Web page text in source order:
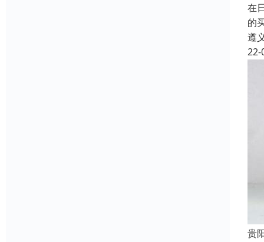
在
的
遵
22-
贵